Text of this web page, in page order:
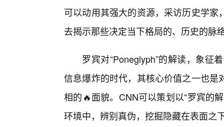
可以动用其强大的资源，采访历史学
去揭示那些决定当下格局的、历史的脉
罗宾对“Poneglyph”的解读，象征
信息爆炸的时代，其核心价值之一也
相的🔥面貌。CNN可以策划以“罗宾的
环境中，辨别真伪，挖掘隐藏在表面之